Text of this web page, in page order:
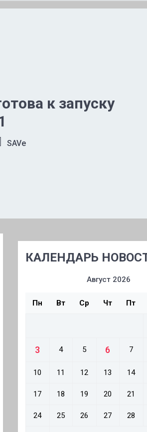
к запуску
SAVe
КАЛЕНДАРЬ
Август 2026
Пн Вт Ср Чт Пт
3 4 5 6 7
10 11 12 13 14
17 18 19 20 21
24 25 26 27 28